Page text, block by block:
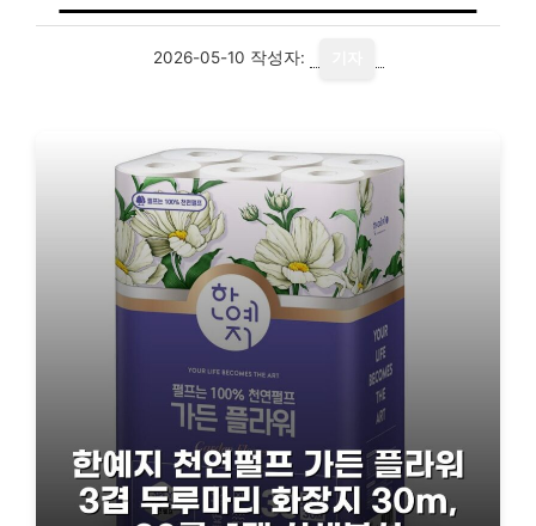
2026-05-10 작성자: